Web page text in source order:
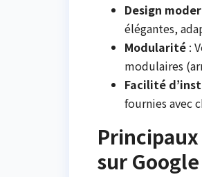
Design
élégantes,
Modularité :
modulaires
Facilité
fournies avec
sur